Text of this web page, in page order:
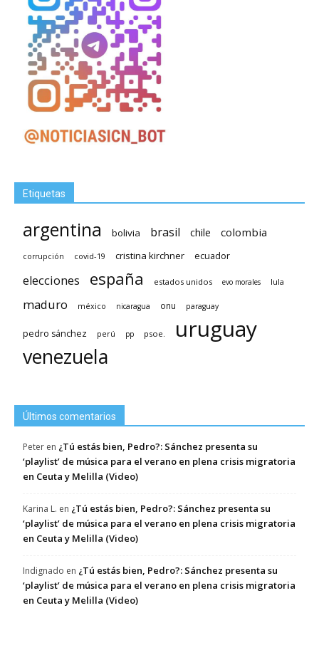
Etiquetas
argentina bolivia brasil chile colombia
corrupción covid-19 cristina kirchner ecuador
elecciones españa estados unidos evo morales lula
maduro méxico nicaragua onu paraguay
pedro sánchez perú pp psoe. uruguay
venezuela
Últimos comentarios
Peter en ¿Tú estás bien, Pedro?: Sánchez presenta su
‘playlist’ de música para el verano en plena crisis migratoria
en Ceuta y Melilla (Video)
Karina L. en ¿Tú estás bien, Pedro?: Sánchez presenta su
‘playlist’ de música para el verano en plena crisis migratoria
en Ceuta y Melilla (Video)
Indignado en ¿Tú estás bien, Pedro?: Sánchez presenta su
‘playlist’ de música para el verano en plena crisis migratoria
en Ceuta y Melilla (Video)